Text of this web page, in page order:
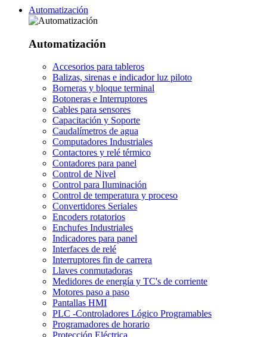
Automatización
Automatización
Accesorios para tableros
Balizas, sirenas e indicador luz piloto
Borneras y bloque terminal
Botoneras e Interruptores
Cables para sensores
Capacitación y Soporte
Caudalímetros de agua
Computadores Industriales
Contactores y relé térmico
Contadores para panel
Control de Nivel
Control para Iluminación
Control de temperatura y proceso
Convertidores Seriales
Encoders rotatorios
Enchufes Industriales
Indicadores para panel
Interfaces de relé
Interruptores fin de carrera
Llaves conmutadoras
Medidores de energía y TC's de corriente
Motores paso a paso
Pantallas HMI
PLC -Controladores Lógico Programables
Programadores de horario